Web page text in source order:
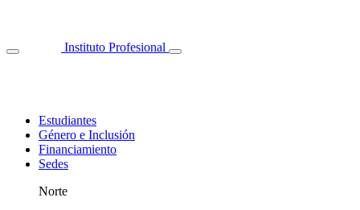
Instituto Profesional
Estudiantes
Género e Inclusión
Financiamiento
Sedes
Norte